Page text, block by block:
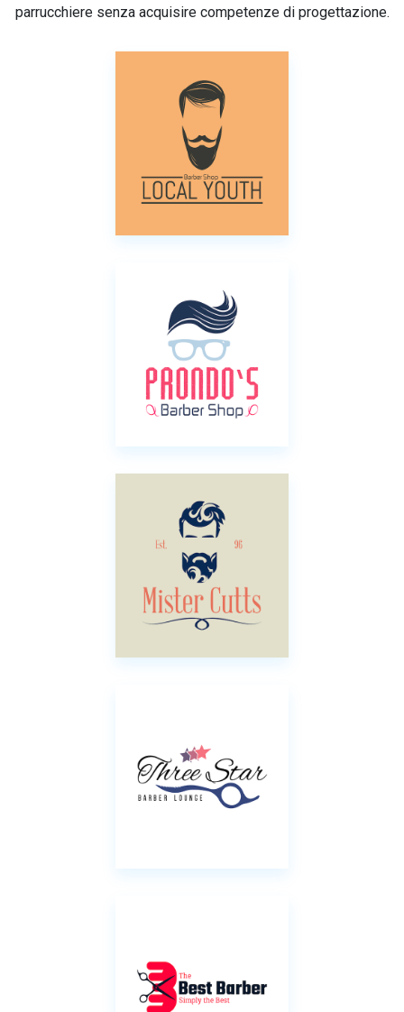
parrucchiere senza acquisire competenze di progettazione.